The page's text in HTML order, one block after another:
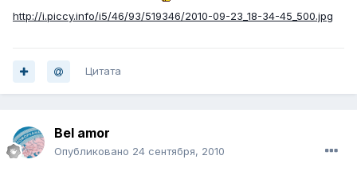
http://i.piccy.info/i5/46/93/519346/2010-09-23_18-34-45_500.jpg
Цитата
Bel amor
Опубликовано 24 сентября, 2010